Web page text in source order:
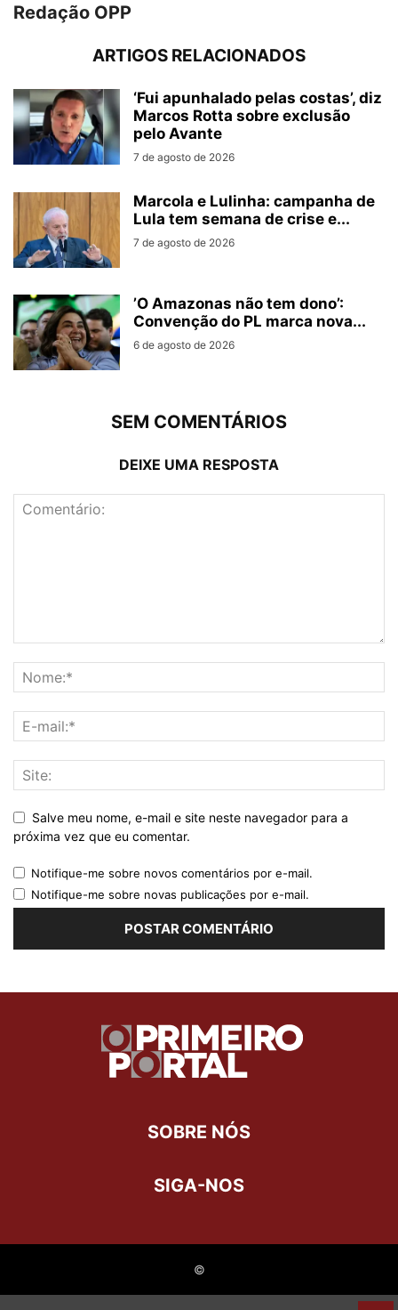
Redação OPP
ARTIGOS RELACIONADOS
‘Fui apunhalado pelas costas’, diz
Marcos Rotta sobre exclusão
pelo Avante
7 de agosto de 2026
Marcola e Lulinha: campanha de
Lula tem semana de crise e...
7 de agosto de 2026
’O Amazonas não tem dono’:
Convenção do PL marca nova...
6 de agosto de 2026
SEM COMENTÁRIOS
DEIXE UMA RESPOSTA
Salve meu nome, e-mail e site neste navegador para a
próxima vez que eu comentar.
Notifique-me sobre novos comentários por e-mail.
Notifique-me sobre novas publicações por e-mail.
SOBRE NÓS
SIGA-NOS
©